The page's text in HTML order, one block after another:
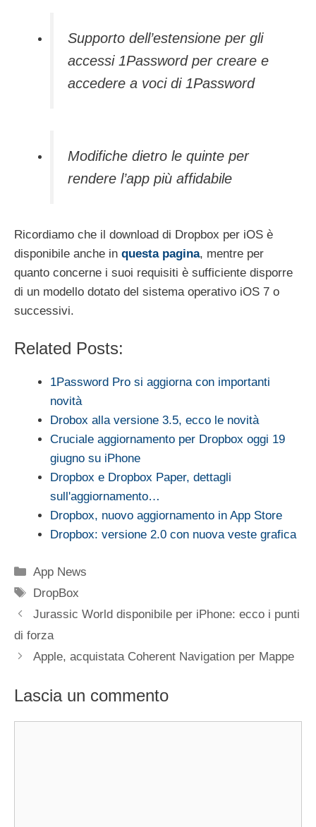
Supporto dell’estensione per gli
accessi 1Password per creare e
accedere a voci di 1Password
Modifiche dietro le quinte per
rendere l’app più affidabile
Ricordiamo che il download di Dropbox per iOS è
disponibile anche in questa pagina, mentre per
quanto concerne i suoi requisiti è sufficiente disporre
di un modello dotato del sistema operativo iOS 7 o
successivi.
Related Posts:
1Password Pro si aggiorna con importanti
novità
Drobox alla versione 3.5, ecco le novità
Cruciale aggiornamento per Dropbox oggi 19
giugno su iPhone
Dropbox e Dropbox Paper, dettagli
sull'aggiornamento…
Dropbox, nuovo aggiornamento in App Store
Dropbox: versione 2.0 con nuova veste grafica
Categorie
App News
Tag
DropBox
Jurassic World disponibile per iPhone: ecco i punti
di forza
Apple, acquistata Coherent Navigation per Mappe
Lascia un commento